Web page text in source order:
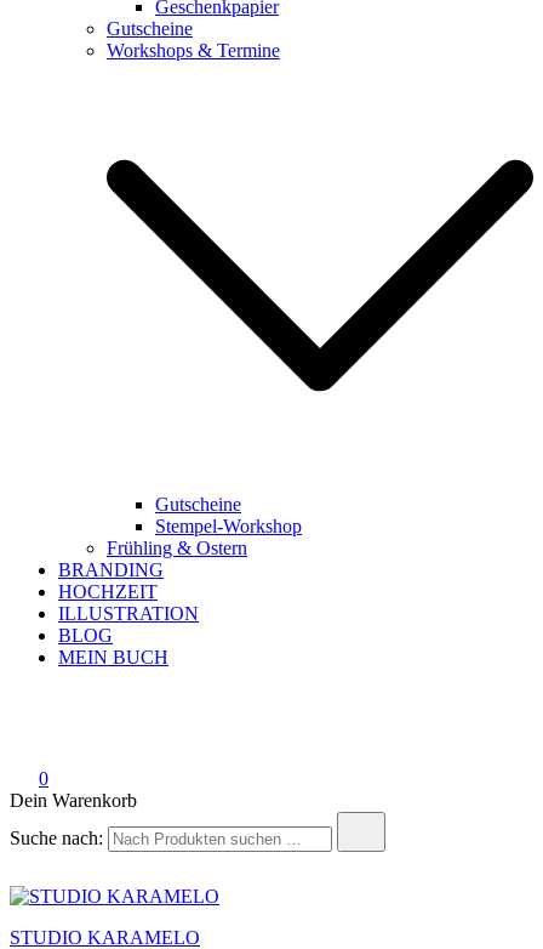
Geschenkpapier
Gutscheine
Workshops & Termine
Gutscheine
Stempel-Workshop
Frühling & Ostern
BRANDING
HOCHZEIT
ILLUSTRATION
BLOG
MEIN BUCH
0
Dein Warenkorb
Suche nach:
STUDIO KARAMELO